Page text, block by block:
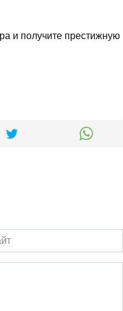
и получите престижную